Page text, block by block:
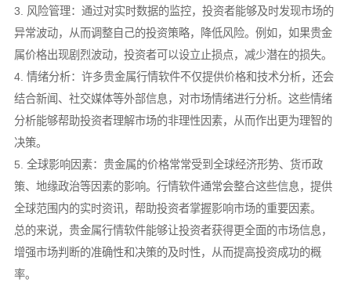
3. 风险管理：通过对实时数据的监控，投资者能够及时发现市场的
异常波动，从而调整自己的投资策略，降低风险。例如，如果贵金
属价格出现剧烈波动，投资者可以设立止损点，减少潜在的损失。
4. 情绪分析：许多贵金属行情软件不仅提供价格和技术分析，还会
结合新闻、社交媒体等外部信息，对市场情绪进行分析。这些情绪
分析能够帮助投资者理解市场的非理性因素，从而作出更为理智的
决策。
5. 全球影响因素：贵金属的价格常常受到全球经济形势、货币政
策、地缘政治等因素的影响。行情软件通常会整合这些信息，提供
全球范围内的实时资讯，帮助投资者掌握影响市场的重要因素。
总的来说，贵金属行情软件能够让投资者获得更全面的市场信息，
增强市场判断的准确性和决策的及时性，从而提高投资成功的概
率。